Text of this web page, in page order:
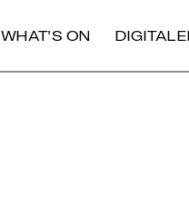
WHAT'S ON